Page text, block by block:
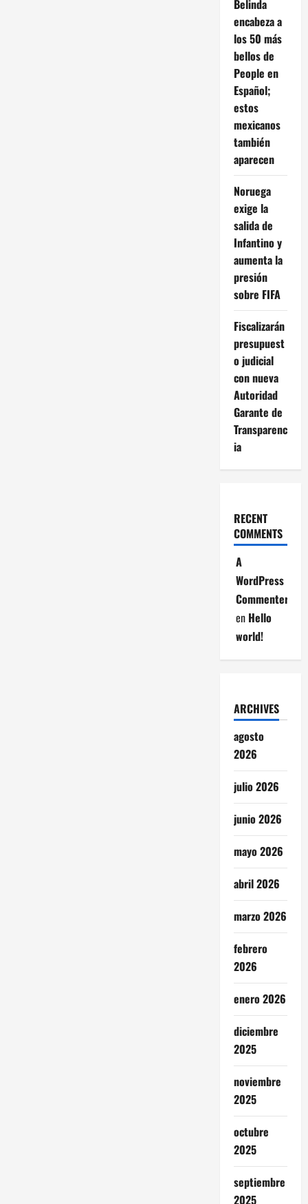
Belinda
encabeza a
los 50 más
bellos de
People en
Español;
estos
mexicanos
también
aparecen
Noruega
exige la
salida de
Infantino y
aumenta la
presión
sobre FIFA
Fiscalizarán
presupuest
o judicial
con nueva
Autoridad
Garante de
Transparenc
ia
RECENT
COMMENTS
A
WordPress
Commenter
en Hello
world!
ARCHIVES
agosto
2026
julio 2026
junio 2026
mayo 2026
abril 2026
marzo 2026
febrero
2026
enero 2026
diciembre
2025
noviembre
2025
octubre
2025
septiembre
2025